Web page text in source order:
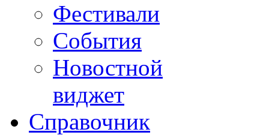
Фестивали
События
Новостной
виджет
Справочник